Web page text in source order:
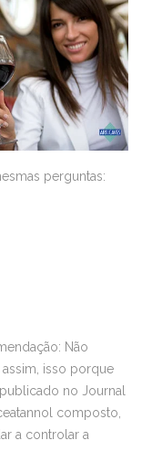
perguntas:
Não
isso porque
no Journal
composto,
a controlar a